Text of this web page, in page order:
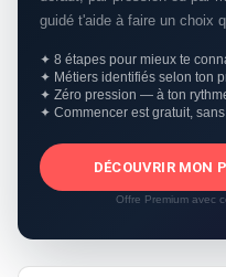
guidé t'aide à faire un choix
✦ 8 étapes pour mieux te
✦ Métiers identifiés selon ton
✦ Zéro pression — à ton
✦ Commencer est gratuit,
DÉCOUVRIR MON
Offre Premium avec